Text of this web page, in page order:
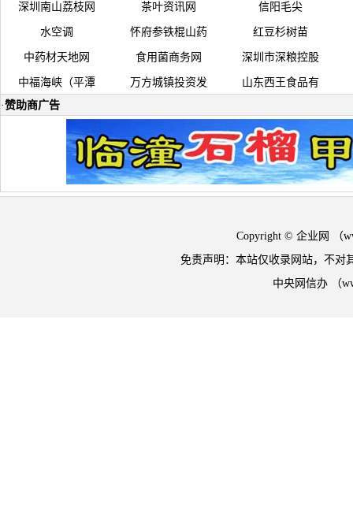
深圳南山荔枝网 茶叶资讯网 信阳毛尖
水空调 怀府参铁棍山药 红豆杉树苗
中药材天地网 食用菌商务网 深圳市深粮控股
中福海峡（平潭 万方城镇投资发
山东西王食品有
·赞助商广告
Copyright © 企业网 （
免责声明：本站仅收录网站，不对
中央网信办 （